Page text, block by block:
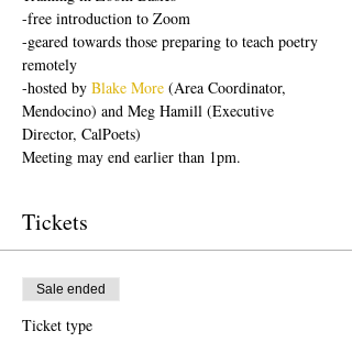
-free introduction to Zoom
-geared towards those preparing to teach poetry
remotely
-hosted by Blake More (Area Coordinator,
Mendocino) and Meg Hamill (Executive
Director, CalPoets)
Meeting may end earlier than 1pm.
Tickets
Sale ended
Ticket type